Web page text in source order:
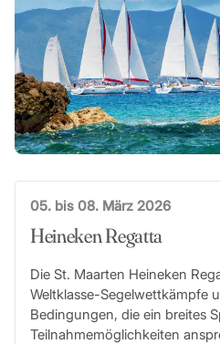
05. bis 08. März 2026
Heineken Regatta
Die St. Maarten Heineken
Weltklasse-Segelwettkämpfe
Bedingungen, die ein breites
Teilnahmemöglichkeiten